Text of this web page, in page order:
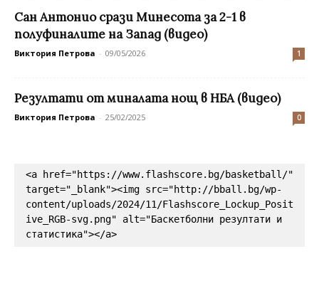
Сан Антонио срази Минесота за 2-1 в
полуфиналите на Запад (видео)
Виктория Петрова - 09/05/2026 1
Резултати от миналата нощ в НБА (видео)
Виктория Петрова - 25/02/2025 0
<a href="https://www.flashscore.bg/basketball/"
target="_blank"><img src="http://bball.bg/wp-
content/uploads/2024/11/Flashscore_Lockup_Posit
ive_RGB-svg.png" alt="Баскетболни резултати и
статистика"></a>